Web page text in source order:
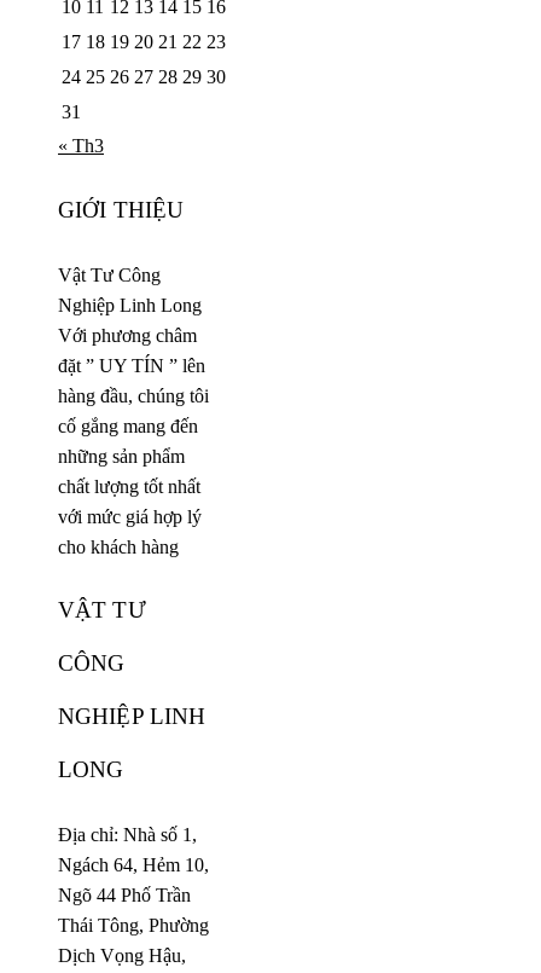
10 11 12 13 14 15 16
17 18 19 20 21 22 23
24 25 26 27 28 29 30
31
« Th3
GIỚI THIỆU
Vật Tư Công
Nghiệp Linh Long
Với phương châm
đặt ” UY TÍN ” lên
hàng đầu, chúng tôi
cố gắng mang đến
những sản phẩm
chất lượng tốt nhất
với mức giá hợp lý
cho khách hàng
VẬT TƯ
CÔNG
NGHIỆP LINH
LONG
Địa chỉ: Nhà số 1,
Ngách 64, Hẻm 10,
Ngõ 44 Phố Trần
Thái Tông, Phường
Dịch Vọng Hậu,